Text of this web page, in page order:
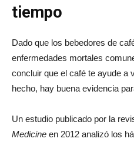
tiempo
Dado que los bebedores de
enfermedades mortales
concluir que el café te ayude a
hecho, hay buena evidencia
Un estudio publicado por la
Medicine en 2012 analizó los